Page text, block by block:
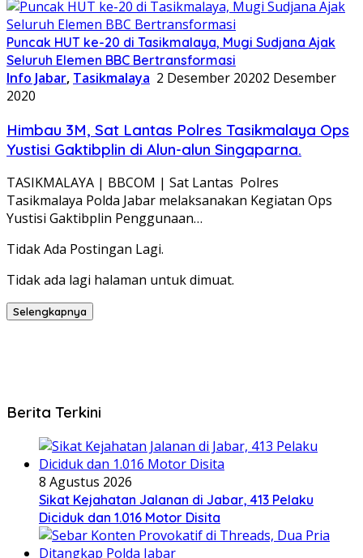
Puncak HUT ke-20 di Tasikmalaya, Mugi Sudjana Ajak
Seluruh Elemen BBC Bertransformasi
Info Jabar, Tasikmalaya 2 Desember 20202 Desember
2020
Himbau 3M, Sat Lantas Polres Tasikmalaya Ops
Yustisi Gaktibplin di Alun-alun Singaparna.
TASIKMALAYA | BBCOM | Sat Lantas Polres
Tasikmalaya Polda Jabar melaksanakan Kegiatan Ops
Yustisi Gaktibplin Penggunaan…
Tidak Ada Postingan Lagi.
Tidak ada lagi halaman untuk dimuat.
Selengkapnya
Berita Terkini
8 Agustus 2026
Sikat Kejahatan Jalanan di Jabar, 413 Pelaku
Diciduk dan 1.016 Motor Disita